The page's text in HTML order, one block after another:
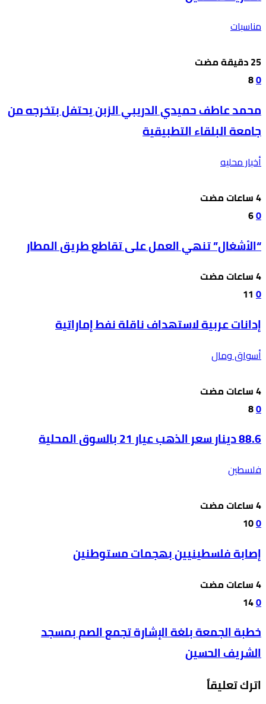
مناسبات
0
8
محمد عاطف حميدي الدريبي الزبن يحتفل بتخرجه من
جامعة البلقاء التطبيقية
أخبار محليه
0
6
“الأشغال” تنهي العمل على تقاطع طريق المطار
0
11
إدانات عربية لاستهداف ناقلة نفط إماراتية
أسواق ومال
0
8
88.6 دينار سعر الذهب عيار 21 بالسوق المحلية
فلسطين
0
10
إصابة فلسطينيين بهجمات مستوطنين
0
14
خطبة الجمعة بلغة الإشارة تجمع الصم بمسجد
الشريف الحسين
اترك تعليقاً